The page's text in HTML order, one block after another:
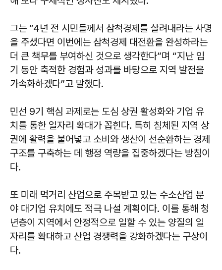
그는 “4년 전 시민들께서 삼척경제를 살려내라는 사명
을 주셨다면 이번에는 삼척경제 대전환을 완성하라는
더 큰 책무를 부여하신 것으로 생각한다”며 “지난 임
기 동안 축적한 경험과 성과를 바탕으로 지역 발전을
가속화하겠다”고 말했다.
민선 9기 핵심 과제로는 도심 상권 활성화와 기업 유
치를 통한 일자리 확대가 꼽힌다. 특히 침체된 지역 상
권에 활력을 불어넣고 소비와 생산이 선순환하는 경제
구조를 구축하는 데 행정 역량을 집중하겠다는 방침이
다.
또 미래 먹거리 산업으로 주목받고 있는 수소산업 분
야 대기업 유치에도 적극 나설 계획이다. 이를 통해 청
년층이 지역에서 안정적으로 일할 수 있는 양질의 일
자리를 확대하고 산업 경쟁력을 강화하겠다는 구상이
다.